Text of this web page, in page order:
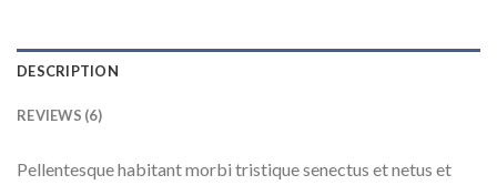
DESCRIPTION
REVIEWS (6)
Pellentesque habitant morbi tristique senectus et netus et